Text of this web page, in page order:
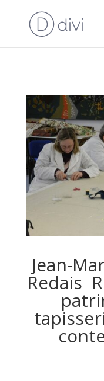
Jean-
Redais